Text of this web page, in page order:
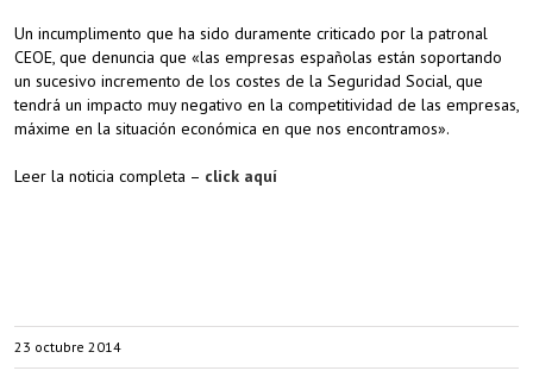
Un incumplimento que ha sido duramente criticado por la patronal
CEOE, que denuncia que «las empresas españolas están soportando
un sucesivo incremento de los costes de la Seguridad Social, que
tendrá un impacto muy negativo en la competitividad de las empresas,
máxime en la situación económica en que nos encontramos».
Leer la noticia completa – click aquí
23 octubre 2014